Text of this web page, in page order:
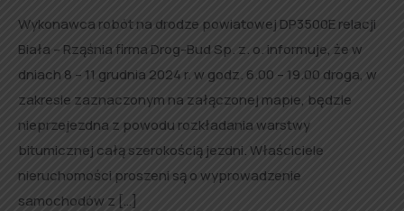
Wykonawca robót na drodze powiatowej DP3500E relacji
Biała – Rząśnia firma Drog-Bud Sp. z. o. informuje, że w
dniach 8 – 11 grudnia 2024 r. w godz. 6.00 – 19.00 droga, w
zakresie zaznaczonym na załączonej mapie, będzie
nieprzejezdna z powodu rozkładania warstwy
bitumicznej całą szerokością jezdni. Właściciele
nieruchomości proszeni są o wyprowadzenie
samochodów z […]